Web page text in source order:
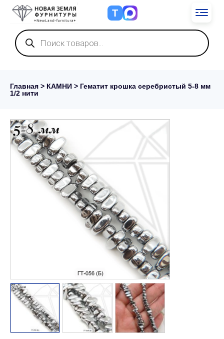
Т
Поиск
товаров
Главная > КАМНИ > Гематит крошка серебристый 5-8 мм
1/2 нити